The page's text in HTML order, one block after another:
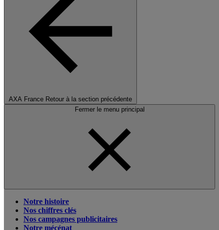
AXA France Retour à la section précédente
Fermer le menu principal
Notre histoire
Nos chiffres clés
Nos campagnes publicitaires
Notre mécénat